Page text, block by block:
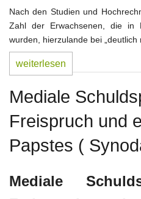
Nach den Studien und
Zahl der Erwachsenen, die in
wurden, hierzulande bei „deutlich
weiterlesen
Mediale
Freispruch und
Papstes (
Mediale